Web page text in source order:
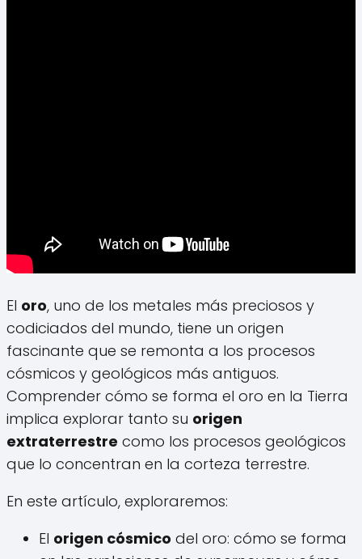
El oro, uno de los metales más preciosos y
codiciados del mundo, tiene un origen
fascinante que se remonta a los procesos
cósmicos y geológicos más antiguos.
Comprender cómo se forma el oro en la Tierra
implica explorar tanto su origen
extraterrestre como los procesos geológicos
que lo concentran en la corteza terrestre.
En este artículo, exploraremos:
El origen cósmico del oro: cómo se forma